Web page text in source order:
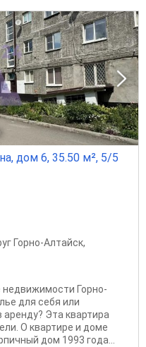
дом 6, 35.50 м², 5/5
Горно-Алтайск,
Горно-
для себя или
Эта квартира
О квартире и доме
дом 1993 года...